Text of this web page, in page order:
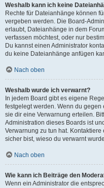
Weshalb kann ich keine
Rechte für Dateianhänge können
vergeben werden. Die Board-
erlaubt, Dateianhänge in dem
verfassen möchtest, oder nur
Du kannst einen Administrator
du keine Dateianhänge anfügen
Nach oben
Weshalb wurde ich verwarnt?
In jedem Board gibt es eigene
festgelegt werden. Wenn du
sie dir eine Verwarnung erteilen.
Administration dieses Boards ist
Verwarnung zu tun hat.
sicher bist, wieso du verwarnt
Nach oben
Wie kann ich Beiträge den
Wenn ein Administrator die